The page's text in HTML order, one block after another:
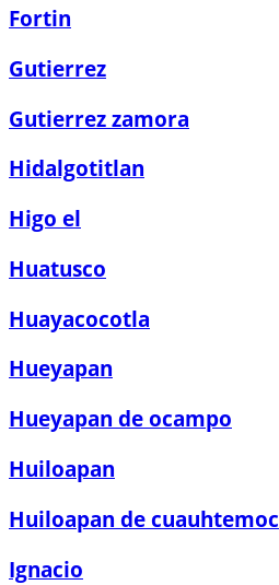
Fortin
Gutierrez
Gutierrez zamora
Hidalgotitlan
Higo el
Huatusco
Huayacocotla
Hueyapan
Hueyapan de ocampo
Huiloapan
Huiloapan de cuauhtemoc
Ignacio